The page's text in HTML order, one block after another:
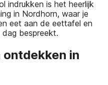
indrukken is het heerlijk
in Nordhorn, waar je
eet aan de eettafel en
bespreekt.
in